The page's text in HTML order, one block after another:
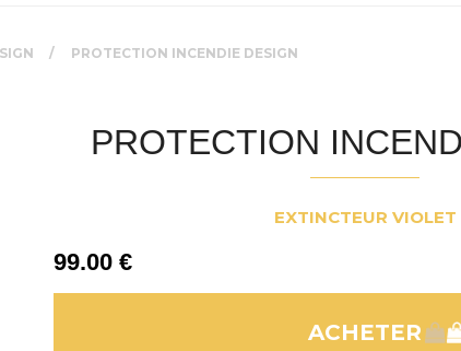
PROTECTION INCENDIE DESIGN
PROTECTION
EXTINCTEUR VIOLET
99.00€